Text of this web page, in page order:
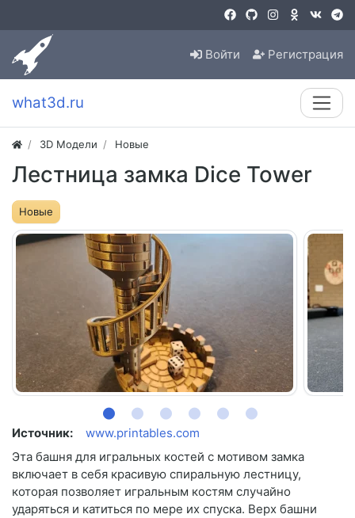
Войти Регистрация
what3d.ru
3D Модели Новые
Лестница замка Dice Tower
Новые
Источник:
www.printables.com
Эта башня для игральных костей с мотивом замка
включает в себя красивую спиральную лестницу,
которая позволяет игральным костям случайно
ударяться и катиться по мере их спуска. Верх башни